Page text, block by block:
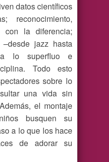
datos científicos
reconocimiento,
con la diferencia;
–desde jazz hasta
a lo superfluo e
Todo esto
sobre lo
una vida sin
el montaje
busquen su
a lo que los hace
de adorar su